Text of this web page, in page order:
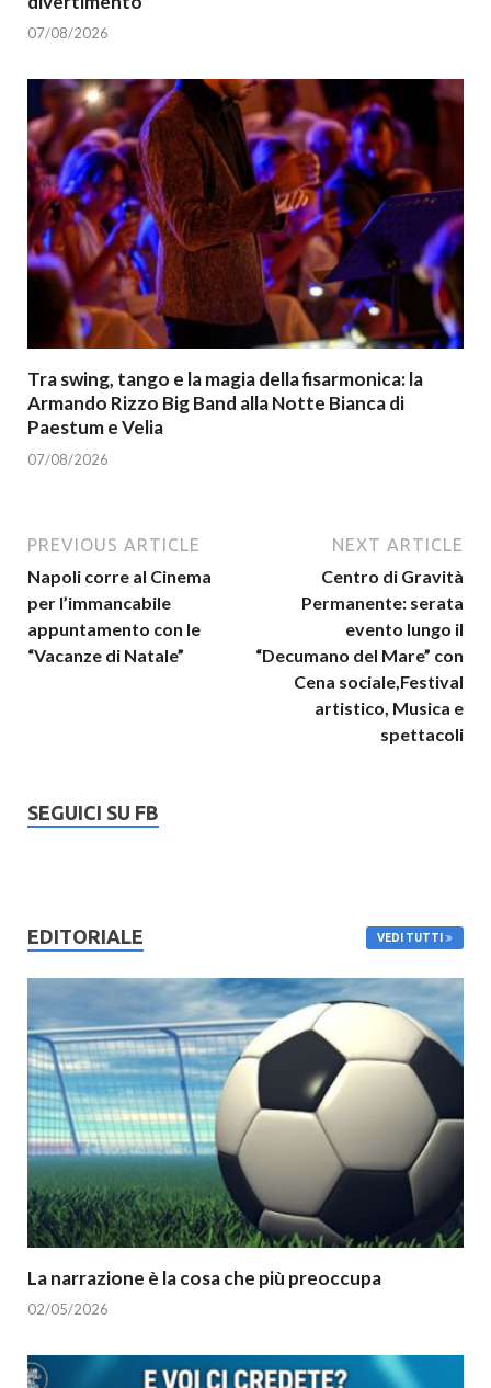
07/08/2026
Tra swing, tango e la magia della fisarmonica: la
Armando Rizzo Big Band alla Notte Bianca di
Paestum e Velia
07/08/2026
PREVIOUS ARTICLE
Napoli corre al Cinema
per l’immancabile
appuntamento con le
“Vacanze di Natale”
NEXT ARTICLE
Centro di Gravità
Permanente: serata
evento lungo il
“Decumano del Mare” con
Cena sociale,Festival
artistico, Musica e
spettacoli
SEGUICI SU FB
EDITORIALE VEDI TUTTI
La narrazione è la cosa che più preoccupa
02/05/2026